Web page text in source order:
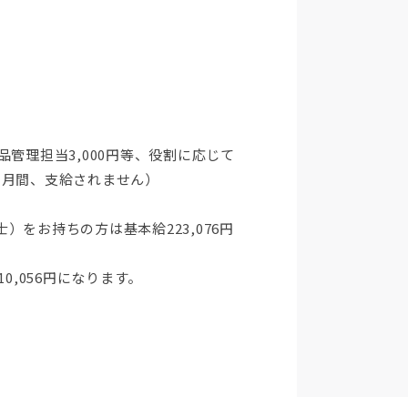
理担当3,000円等、役割に応じて
間、支給されません）
をお持ちの方は基本給223,076円
円になります。